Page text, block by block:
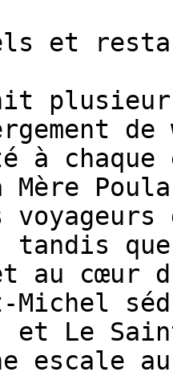
et
à
Mère
au cœur
Le
escale